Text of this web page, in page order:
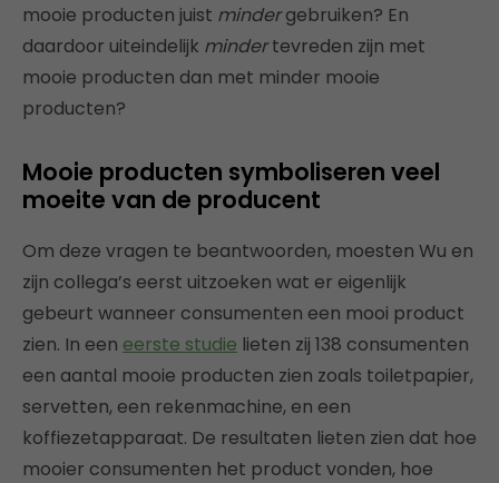
mooie producten juist mindergebruiken? En
daardoor uiteindelijk mindertevreden zijn met
mooie producten dan met minder mooie
producten?
Mooie producten symboliseren veel
moeite van de producent
Om deze vragen te beantwoorden, moesten Wu en
zijn collega’s eerst uitzoeken wat er eigenlijk
gebeurt wanneer consumenten een mooi product
zien. In een eerste studie lieten zij 138 consumenten
een aantal mooie producten zien zoals toiletpapier,
servetten, een rekenmachine, en een
koffiezetapparaat. De resultaten lieten zien dat hoe
mooier consumenten het product vonden, hoe